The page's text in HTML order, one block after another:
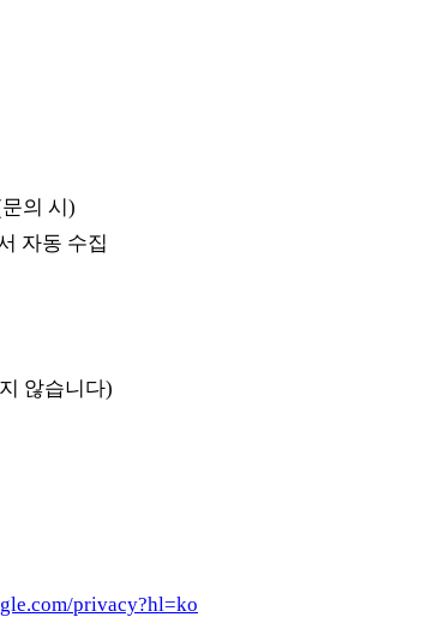
의 시)
자동 수집
않습니다)
privacy?hl=ko